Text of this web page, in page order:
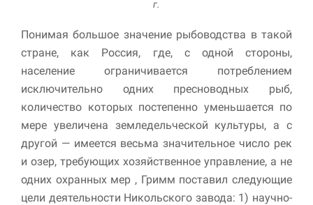
г.
Понимая большое значение рыбоводства в такой
стране, как Россия, где, с одной стороны,
население ограничивается потреблением
исключительно одних пресноводных рыб,
количество которых постепенно умень­шается по
мере увеличена земледельческой культуры, а с
другой — имеется весьма значительное число рек
и озер, требующих хозяйственное управление, а не
одних охранных мер , Гримм поставил следующие
цели деятельности Никольского завода: 1) научно-